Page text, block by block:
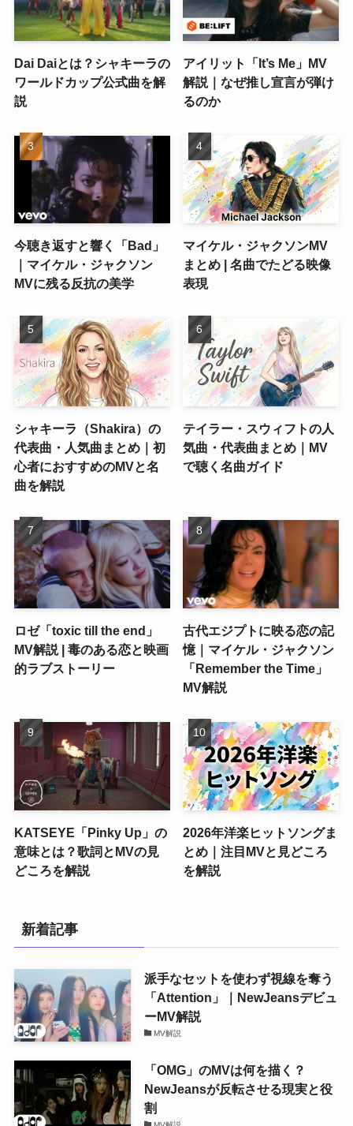
Dai Daiとは？シャキーラの
ワールドカップ公式曲を解
説
アイリット「It’s Me」MV
解説｜なぜ推し宣言が弾け
るのか
今聴き返すと響く「Bad」
｜マイケル・ジャクソン
MVに残る反抗の美学
マイケル・ジャクソンMV
まとめ | 名曲でたどる映像
表現
シャキーラ（Shakira）の
代表曲・人気曲まとめ｜初
心者におすすめのMVと名
曲を解説
テイラー・スウィフトの人
気曲・代表曲まとめ｜MV
で聴く名曲ガイド
ロゼ「toxic till the end」
MV解説 | 毒のある恋と映画
的ラブストーリー
古代エジプトに映る恋の記
憶｜マイケル・ジャクソン
「Remember the Time」
MV解説
KATSEYE「Pinky Up」の
意味とは？歌詞とMVの見
どころを解説
2026年洋楽ヒットソングま
とめ｜注目MVと見どころ
を解説
新着記事
派手なセットを使わず視線を奪う
「Attention」｜NewJeansデビュ
ーMV解説
MV解説
「OMG」のMVは何を描く？
NewJeansが反転させる現実と役
割